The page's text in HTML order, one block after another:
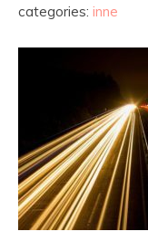
categories: inne